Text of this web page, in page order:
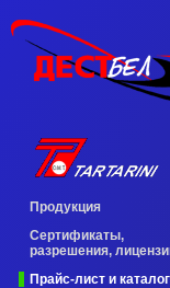
Продукция
Сертификаты,
разрешения,
Прайс-лист и